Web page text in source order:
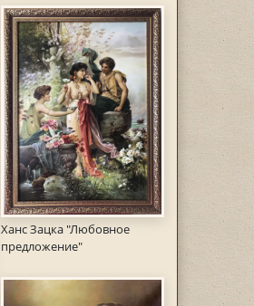
Ханс Зацка "Любовное
предложение"